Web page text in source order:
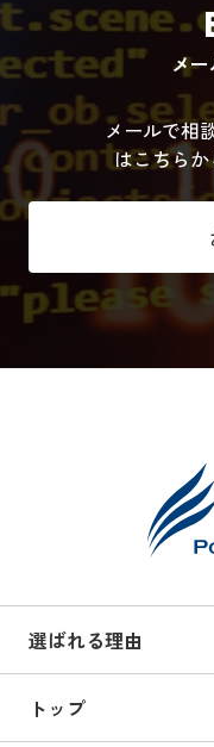
メ
メールで相
はこちら
選ばれる理由
トップ